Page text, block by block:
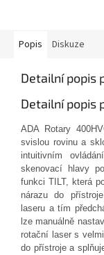
Popis Diskuze
Detailní popis
Detailní popis
ADA Rotary
svislou rovinu a
intuitivním
skenovací hlavy
funkci TILT, která
nárazu do
laseru a tím
lze manuálně
rotační laser s
do přístroje a